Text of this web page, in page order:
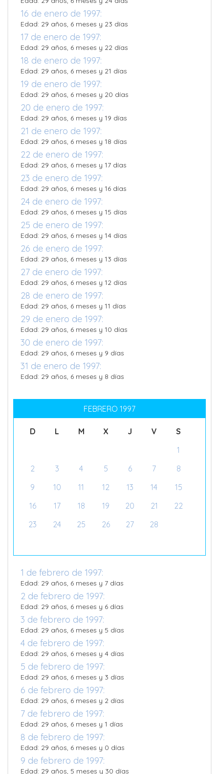
16 de enero de 1997:
Edad: 29 años, 6 meses y 23 días
17 de enero de 1997:
Edad: 29 años, 6 meses y 22 días
18 de enero de 1997:
Edad: 29 años, 6 meses y 21 días
19 de enero de 1997:
Edad: 29 años, 6 meses y 20 días
20 de enero de 1997:
Edad: 29 años, 6 meses y 19 días
21 de enero de 1997:
Edad: 29 años, 6 meses y 18 días
22 de enero de 1997:
Edad: 29 años, 6 meses y 17 días
23 de enero de 1997:
Edad: 29 años, 6 meses y 16 días
24 de enero de 1997:
Edad: 29 años, 6 meses y 15 días
25 de enero de 1997:
Edad: 29 años, 6 meses y 14 días
26 de enero de 1997:
Edad: 29 años, 6 meses y 13 días
27 de enero de 1997:
Edad: 29 años, 6 meses y 12 días
28 de enero de 1997:
Edad: 29 años, 6 meses y 11 días
29 de enero de 1997:
Edad: 29 años, 6 meses y 10 días
30 de enero de 1997:
Edad: 29 años, 6 meses y 9 días
31 de enero de 1997:
Edad: 29 años, 6 meses y 8 días
FEBRERO 1997
D L M X J V
S
1
2
3 4 5 6 7
8
9
10 11 12 13 14
15
16
17 18 19 20 21
22
23
24 25 26 27 28
1 de febrero de 1997:
Edad: 29 años, 6 meses y 7 días
2 de febrero de 1997:
Edad: 29 años, 6 meses y 6 días
3 de febrero de 1997:
Edad: 29 años, 6 meses y 5 días
4 de febrero de 1997:
Edad: 29 años, 6 meses y 4 días
5 de febrero de 1997:
Edad: 29 años, 6 meses y 3 días
6 de febrero de 1997:
Edad: 29 años, 6 meses y 2 días
7 de febrero de 1997:
Edad: 29 años, 6 meses y 1 días
8 de febrero de 1997:
Edad: 29 años, 6 meses y 0 días
9 de febrero de 1997:
Edad: 29 años, 5 meses y 30 días